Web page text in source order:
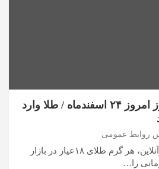
قیمت طلا، سکه و ارز امروز ۲۴ اسفندماه / طلا وارد
روابط عمومی
به گزارش خبرگزاری خبرآنلاین، هر گرم طلای ۱۸عیار در بازار